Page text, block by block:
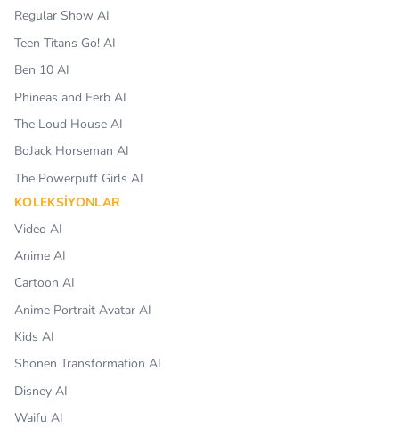
Regular Show AI
Teen Titans Go! AI
Ben 10 AI
Phineas and Ferb AI
The Loud House AI
BoJack Horseman AI
The Powerpuff Girls AI
KOLEKSIYONLAR
Video AI
Anime AI
Cartoon AI
Anime Portrait Avatar AI
Kids AI
Shonen Transformation AI
Disney AI
Waifu AI